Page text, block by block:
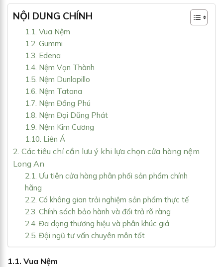
NỘI DUNG CHÍNH
1.1. Vua Nệm
1.2. Gummi
1.3. Edena
1.4. Nệm Vạn Thành
1.5. Nệm Dunlopillo
1.6. Nệm Tatana
1.7. Nệm Đồng Phú
1.8. Nệm Đại Dũng Phát
1.9. Nệm Kim Cương
1.10. Liên Á
2. Các tiêu chí cần lưu ý khi lựa chọn cửa hàng nệm
Long An
2.1. Ưu tiên cửa hàng phân phối sản phẩm chính
hãng
2.2. Có không gian trải nghiệm sản phẩm thực tế
2.3. Chính sách bảo hành và đổi trả rõ ràng
2.4. Đa dạng thương hiệu và phân khúc giá
2.5. Đội ngũ tư vấn chuyên môn tốt
1.1. Vua Nệm